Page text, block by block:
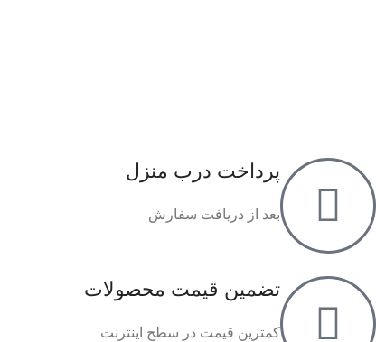
پرداخت درب منزل
بعد از دریافت سفارش
تضمین قیمت محصولات
کمترین قیمت در سطح اینترنت